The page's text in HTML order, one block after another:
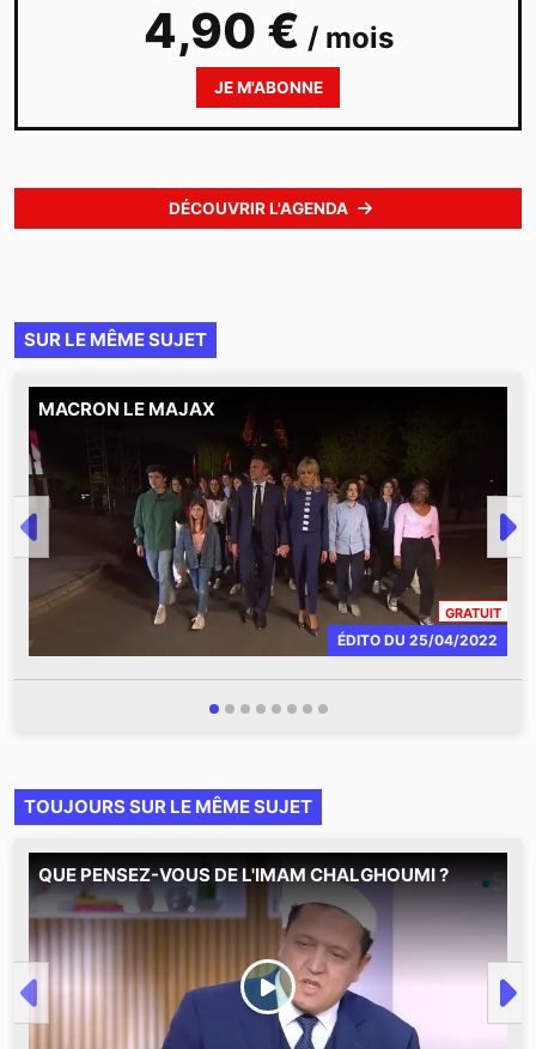
4,90 € / mois
JE M'ABONNE
DÉCOUVRIR L'AGENDA
SUR LE MÊME SUJET
MACRON LE MAJAX
GRATUIT
ÉDITO DU 25/04/2022
TOUJOURS SUR LE MÊME SUJET
QUE PENSEZ-VOUS DE L'IMAM CHALGHOUMI ?